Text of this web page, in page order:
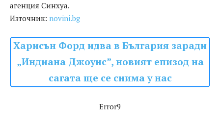
агенция Синхуа.
Източник: novini.bg
Харисън Форд идва в България заради
„Индиана Джоунс”, новият епизод на
сагата ще се снима у нас
Error9